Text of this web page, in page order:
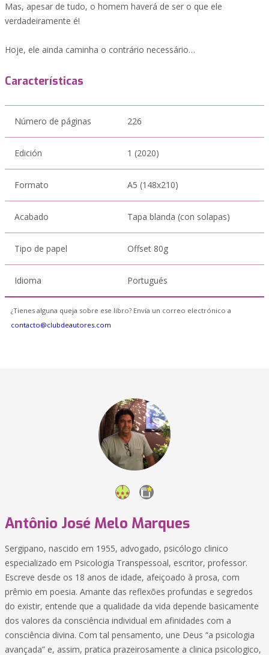
Mas, apesar de tudo, o homem haverá de ser o que ele
verdadeiramente é!
Hoje, ele ainda caminha o contrário necessário…
Características
Número de páginas 226
Edición 1 (2020)
Formato A5 (148x210)
Acabado Tapa blanda (con solapas)
Tipo de papel Offset 80g
Idioma Portugués
¿Tienes alguna queja sobre ese libro? Envía un correo electrónico a
contacto@clubdeautores.com
Antônio José Melo Marques
Sergipano, nascido em 1955, advogado, psicólogo clinico
especializado em Psicologia Transpessoal, escritor, professor.
Escreve desde os 18 anos de idade, afeiçoado à prosa, com
prêmio em poesia. Amante das reflexões profundas e segredos
do existir, entende que a qualidade da vida depende basicamente
dos valores da consciência individual em afinidades com a
consciência divina. Com tal pensamento, une Deus “a psicologia
avançada” e, assim, pratica prazeirosamente a clinica psicologico,